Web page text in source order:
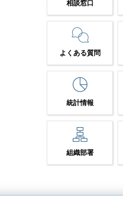
相談窓口
よくある質問
統計情報
組織部署